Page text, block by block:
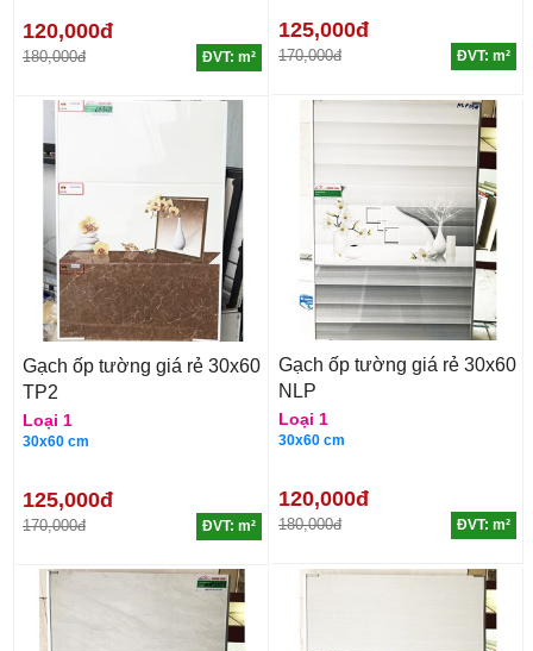
120,000đ
180,000đ ĐVT: m²
125,000đ
170,000đ ĐVT: m²
Gạch ốp tường giá rẻ 30x60
TP2
Loại 1
30x60 cm
125,000đ
170,000đ ĐVT: m²
Gạch ốp tường giá rẻ 30x60
NLP
Loại 1
30x60 cm
120,000đ
180,000đ ĐVT: m²